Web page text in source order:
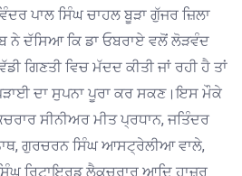
ਪਾਲ ਸਿੰਘ ਚਾਹਲ ਬੂੜਾ ਗੁੱਜਰ ਜ਼ਿਲਾ
ਨੇ ਦੱਸਿਆ ਕਿ ਡਾ ਓਬਰਾਏ ਵਲੋਂ ਲੋੜਵੰਦ
ਗਿਣਤੀ ਵਿਚ ਮੱਦਦ ਕੀਤੀ ਜਾਂ ਰਹੀ ਹੈ ਤਾਂ
ਦਾ ਸੁਪਨਾ ਪੂਰਾ ਕਰ ਸਕਣ।ਇਸ ਮੌਕੇ
ਸੀਨੀਅਰ ਮੀਤ ਪ੍ਰਧਾਨ, ਜਤਿੰਦਰ
ਗੁਰਚਰਨ ਸਿੰਘ ਆਸਟ੍ਰੇਲੀਆ ਵਾਲੇ,
ਰਿਟਾਇਰਡ ਲੈਕਚਰਾਰ ਆਦਿ ਹਾਜ਼ਰ